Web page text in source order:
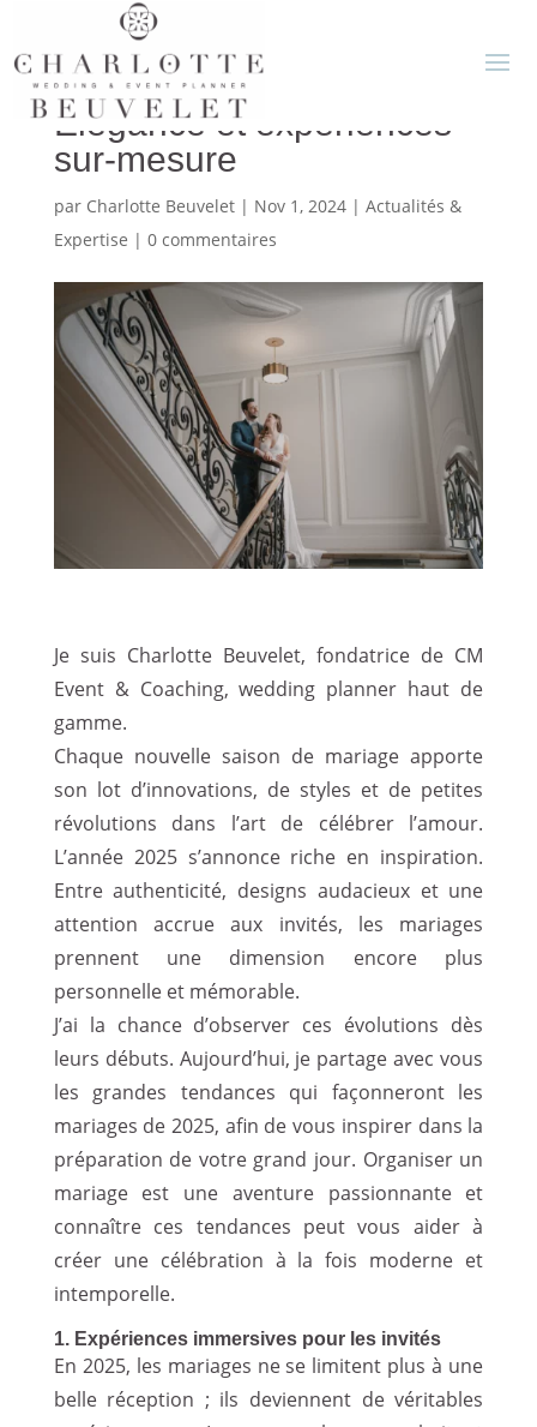
Tendances Mariage 2025 :
Élégance et expériences
sur-mesure
par Charlotte Beuvelet| Nov 1, 2024| Actualités &
Expertise | 0 commentaires
Je suis Charlotte Beuvelet, fondatrice de CM
Event & Coaching, wedding planner haut de
gamme.
Chaque nouvelle saison de mariage apporte
son lot d’innovations, de styles et de petites
révolutions dans l’art de célébrer l’amour.
L’année 2025 s’annonce riche en inspiration.
Entre authenticité, designs audacieux et une
attention accrue aux invités, les mariages
prennent une dimension encore plus
personnelle et mémorable.
J’ai la chance d’observer ces évolutions dès
leurs débuts. Aujourd’hui, je partage avec vous
les grandes tendances qui façonneront les
mariages de 2025, afin de vous inspirer dans la
préparation de votre grand jour. Organiser un
mariage est une aventure passionnante et
connaître ces tendances peut vous aider à
créer une célébration à la fois moderne et
intemporelle.
1. Expériences immersives pour les invités
En 2025, les mariages ne se limitent plus à une
belle réception ; ils deviennent de véritables